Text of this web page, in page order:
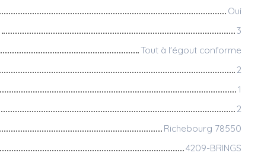
Oui
3
Tout à l'égout conforme
2
1
2
Richebourg 78550
4209-BRINGS